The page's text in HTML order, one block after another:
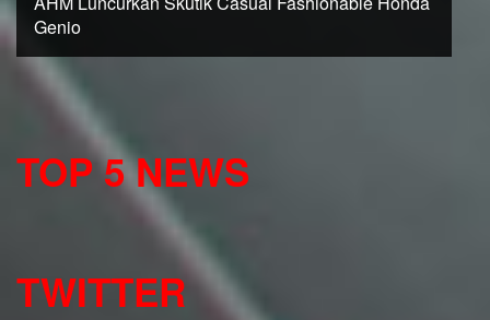
Genio
TOP 5 NEWS
TWITTER